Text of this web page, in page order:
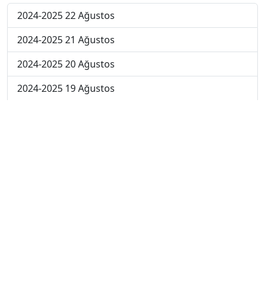
2024-2025 22 Ağustos
2024-2025 21 Ağustos
2024-2025 20 Ağustos
2024-2025 19 Ağustos